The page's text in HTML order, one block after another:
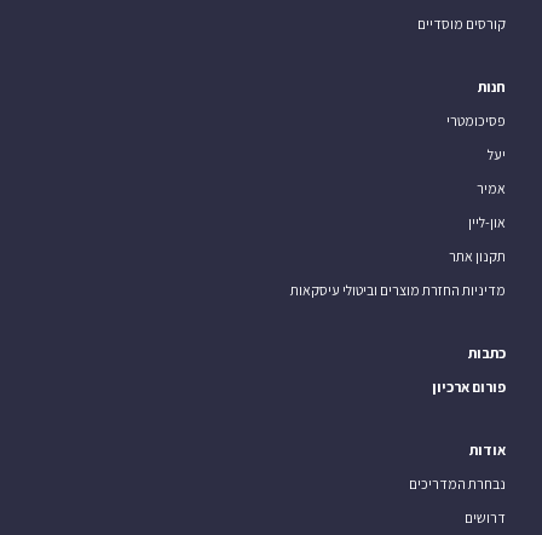
קורסים מוסדיים
חנות
פסיכומטרי
יעל
אמיר
און-ליין
תקנון אתר
מדיניות החזרת מוצרים וביטולי עיסקאות
כתבות
פורום ארכיון
אודות
נבחרת המדריכים
דרושים